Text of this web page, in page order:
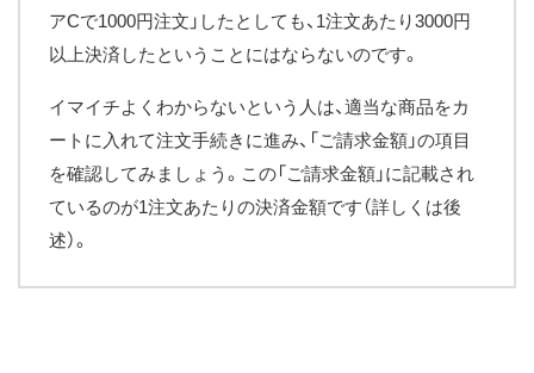
アCで1000円注文」したとしても、1注文あたり3000円
以上決済したということにはならないのです。
イマイチよくわからないという人は、適当な商品をカ
ートに入れて注文手続きに進み、「ご請求金額」の項目
を確認してみましょう。この「ご請求金額」に記載され
ているのが1注文あたりの決済金額です（詳しくは後
述）。